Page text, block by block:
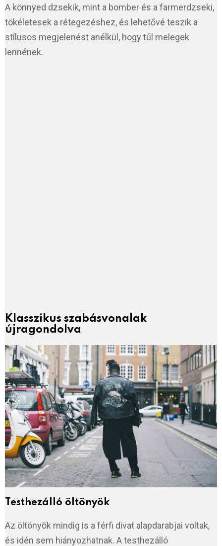
A könnyed dzsekik, mint a bomber és a farmerdzseki,
tökéletesek a rétegezéshez, és lehetővé teszik a
stílusos megjelenést anélkül, hogy túl melegek
lennének.
Klasszikus szabásvonalak
újragondolva
Testhezálló öltönyök
Az öltönyök mindig is a férfi divat alapdarabjai voltak,
és idén sem hiányozhatnak. A testhezálló